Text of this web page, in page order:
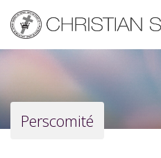
main
content
Perscomité